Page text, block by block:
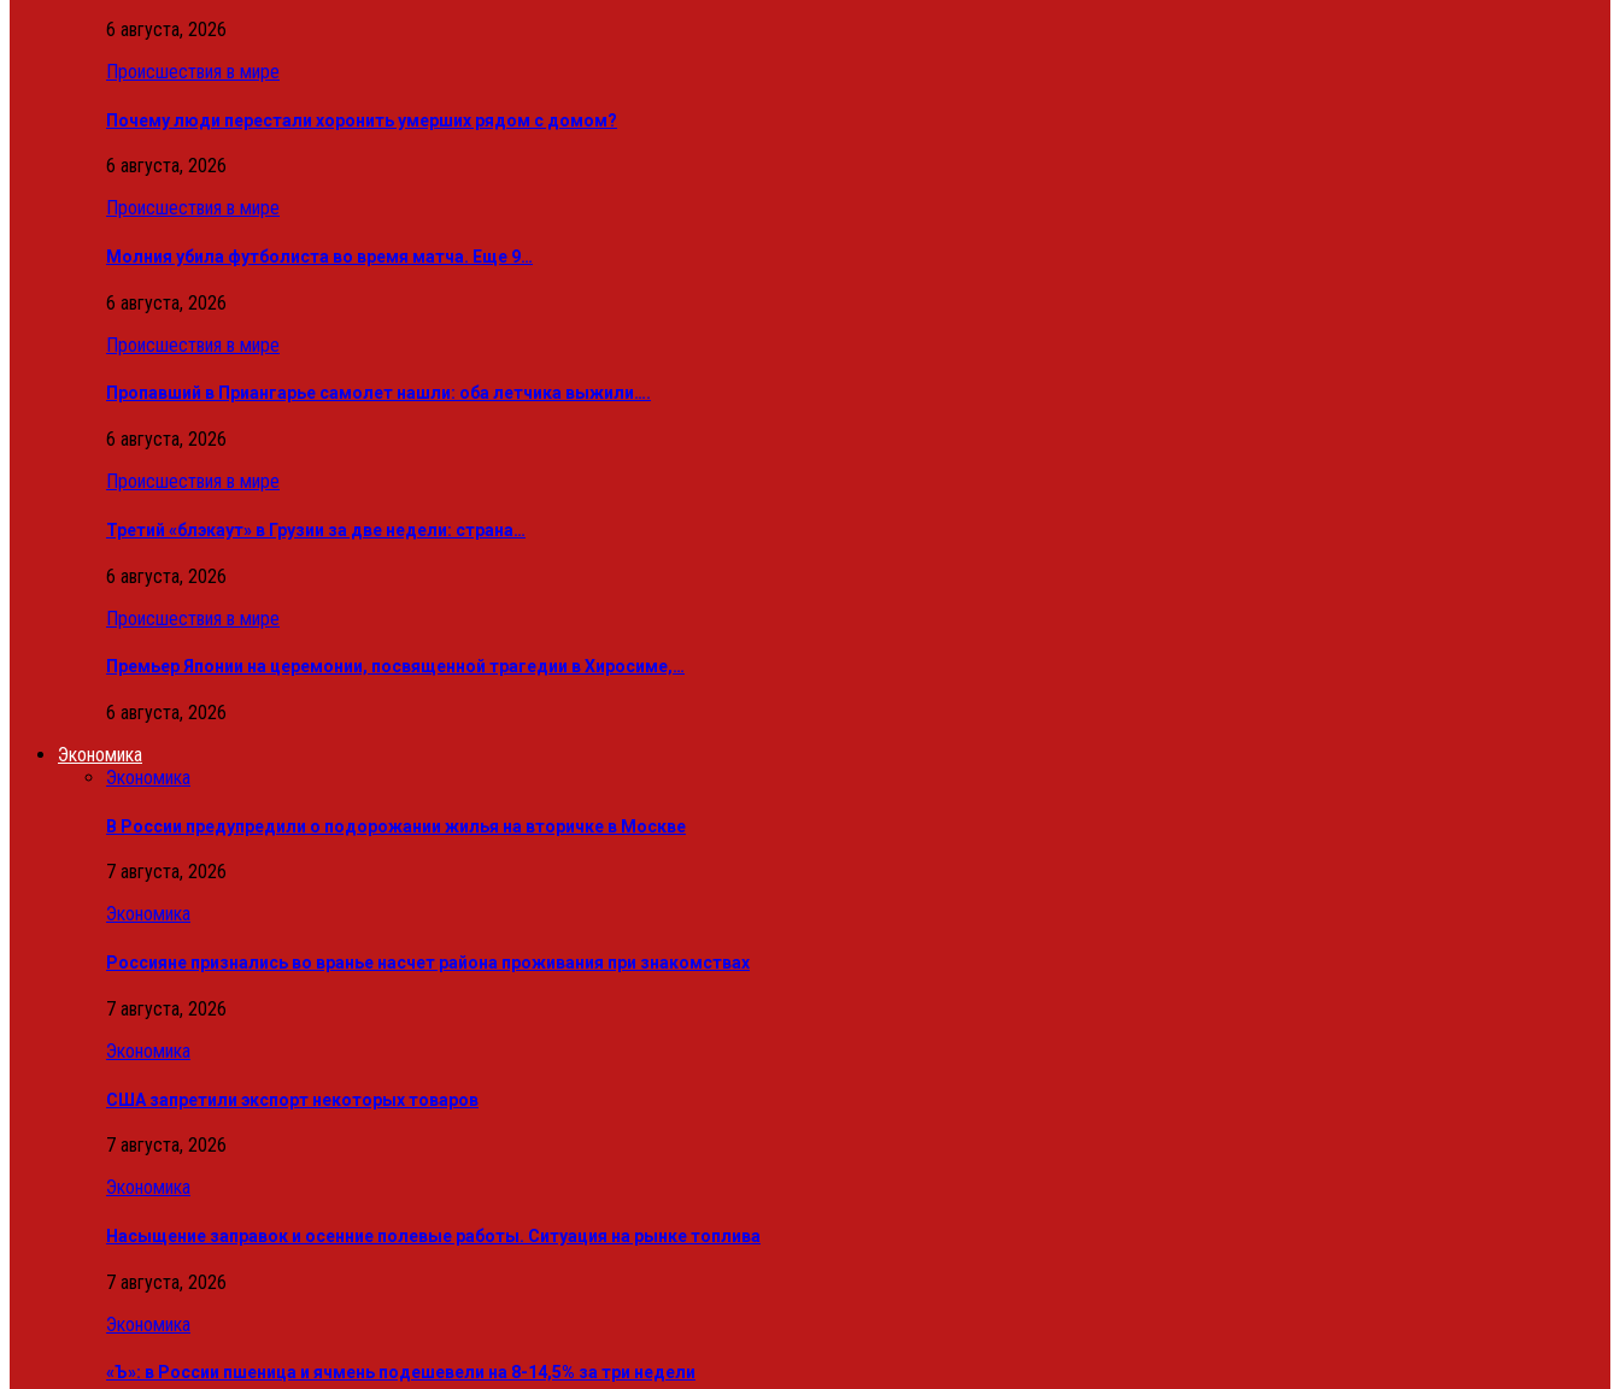
6 августа, 2026
Происшествия в мире
Почему люди перестали хоронить умерших рядом с домом?
6 августа, 2026
Происшествия в мире
Молния убила футболиста во время матча. Еще 9…
6 августа, 2026
Происшествия в мире
Пропавший в Приангарье самолет нашли: оба летчика выжили….
6 августа, 2026
Происшествия в мире
Третий «блэкаут» в Грузии за две недели: страна…
6 августа, 2026
Происшествия в мире
Премьер Японии на церемонии, посвященной трагедии в Хиросиме,…
6 августа, 2026
Экономика
Экономика
В России предупредили о подорожании жилья на вторичке в Москве
7 августа, 2026
Экономика
Россияне признались во вранье насчет района проживания при знакомствах
7 августа, 2026
Экономика
США запретили экспорт некоторых товаров
7 августа, 2026
Экономика
Насыщение заправок и осенние полевые работы. Ситуация на рынке топлива
7 августа, 2026
Экономика
«Ъ»: в России пшеница и ячмень подешевели на 8-14,5% за три недели